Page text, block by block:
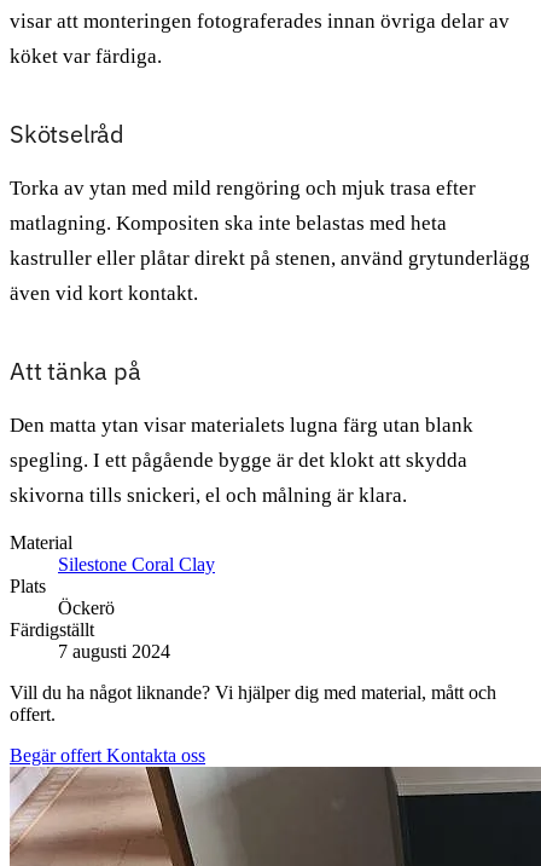
visar att monteringen fotograferades innan övriga delar av
köket var färdiga.
Skötselråd
Torka av ytan med mild rengöring och mjuk trasa efter
matlagning. Kompositen ska inte belastas med heta
kastruller eller plåtar direkt på stenen, använd grytunderlägg
även vid kort kontakt.
Att tänka på
Den matta ytan visar materialets lugna färg utan blank
spegling. I ett pågående bygge är det klokt att skydda
skivorna tills snickeri, el och målning är klara.
Material
Silestone Coral Clay
Plats
Öckerö
Färdigställt
7 augusti 2024
Vill du ha något liknande? Vi hjälper dig med material, mått och
offert.
Begär offert Kontakta oss